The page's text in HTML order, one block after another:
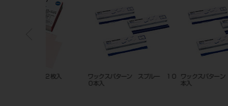
松風ブルー インレーワックス キーワックス